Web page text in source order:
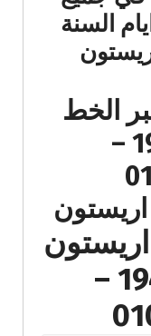
السنة
الخط
الساخن 19418 –
اريستون
السويس 19418 –